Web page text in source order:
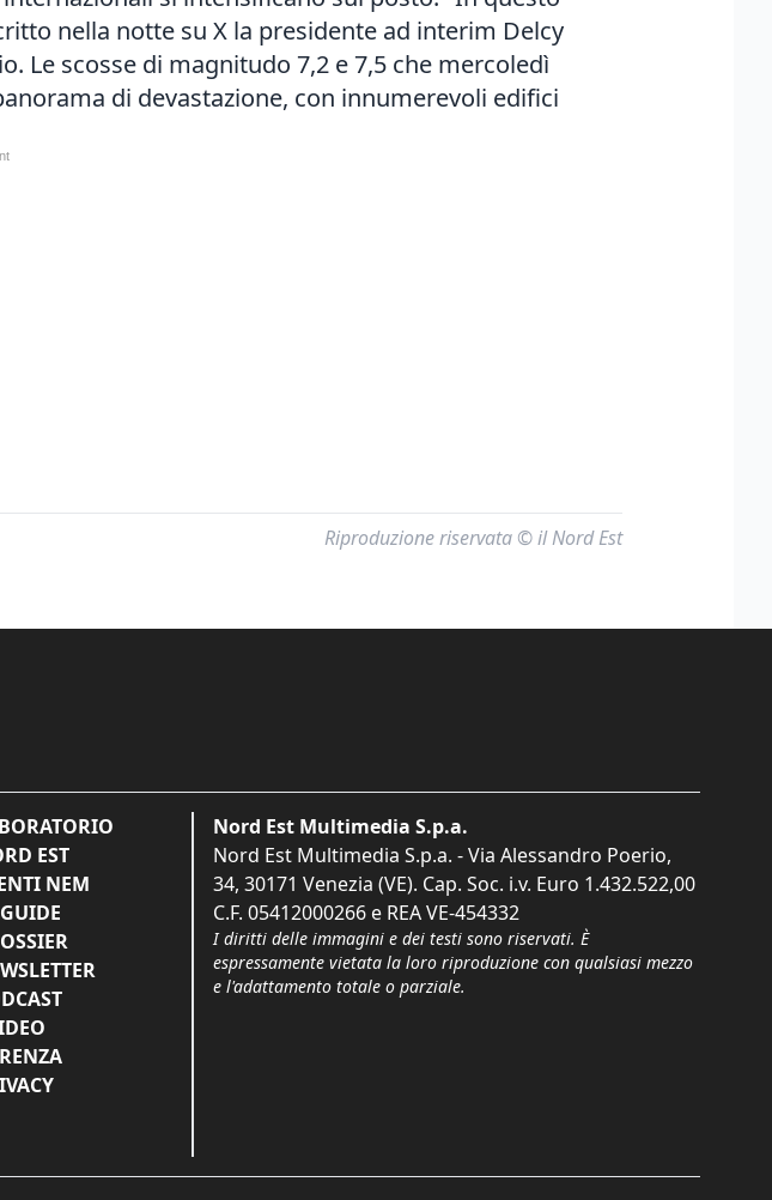
nella notte su X la presidente ad interim Delcy
Le scosse di magnitudo 7,2 e 7,5 che mercoledì
di devastazione, con innumerevoli edifici
Riproduzione riservata © il Nord Est
EST
NEM
Nord Est Multimedia S.p.a.
Nord Est Multimedia S.p.a. - Via Alessandro Poerio,
34, 30171 Venezia (VE). Cap. Soc. i.v. Euro 1.432.522,00
C.F. 05412000266 e REA VE-454332
I diritti delle immagini e dei testi sono riservati. È
espressamente vietata la loro riproduzione con qualsiasi mezzo
e l'adattamento totale o parziale.